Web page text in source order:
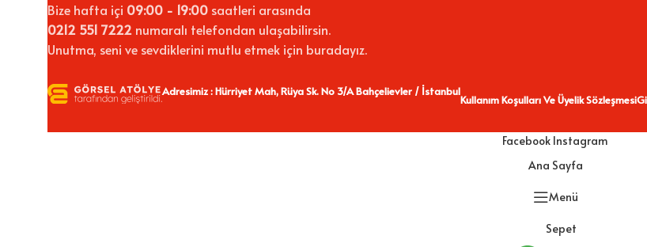
Bize hafta içi 09:00 - 19:00 saatleri arasında
0212 551 7222 numaralı telefondan ulaşabilirsin.
Unutma, seni ve sevdiklerini mutlu etmek için buradayız.
Adresimiz : Hürriyet Mah, Rüya Sk. No 3/A Bahçelievler / İstanbul
Kullanım Koşulları Ve Üyelik Sözleşmesi
Facebook Instagram
Ana Sayfa
Menü
Sepet